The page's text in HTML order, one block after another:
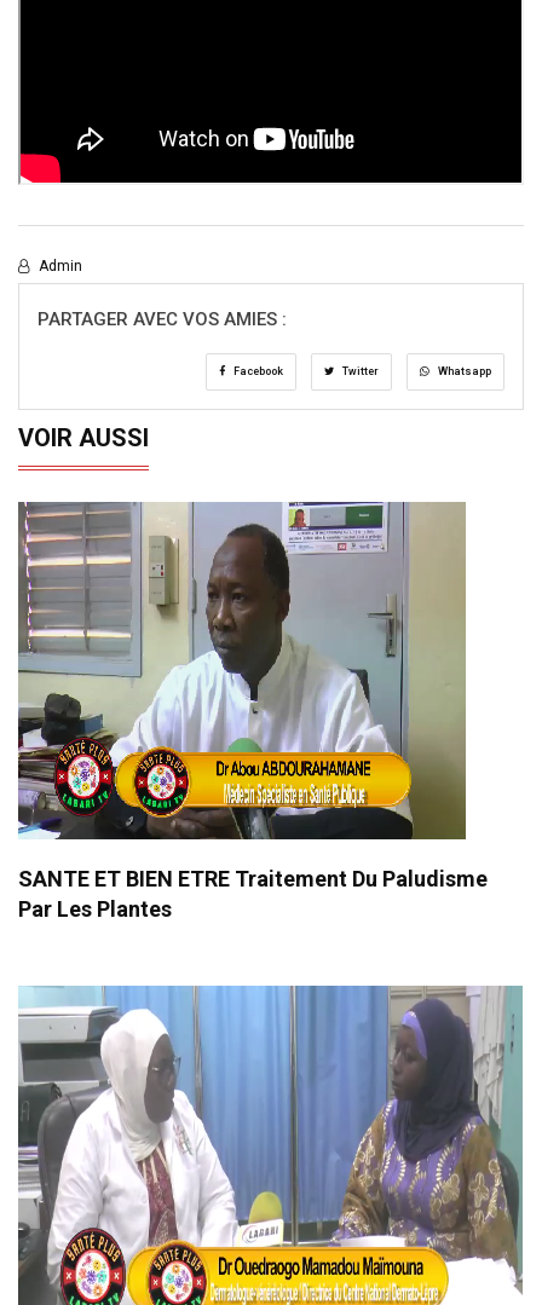
Admin
PARTAGER AVEC VOS AMIES :
Facebook Twitter Whatsapp
VOIR AUSSI
SANTE ET BIEN ETRE Traitement Du Paludisme
Par Les Plantes